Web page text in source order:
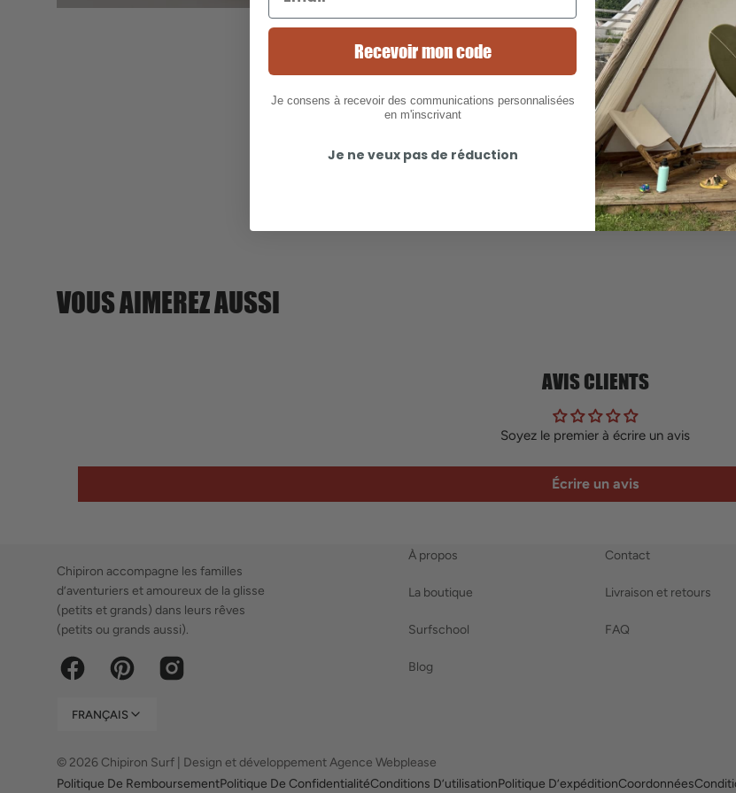
Description
Détails et
Livraison
Offerte à
VOUS AIMEREZ AUSSI
AVIS CLIENTS
Soyez le premier à écrire un avis
Écrire un avis
Chipiron accompagne les familles
d’aventuriers et amoureux de la glisse
(petits et grands) dans leurs rêves
(petits ou grands aussi).
FacebookPinterest Instagram
FRANÇAIS
À propos
La boutique
Surfschool
Blog
Contact
Livraison et retours
FAQ
© 2026 Chipiron Surf
Design et développement Agence Webplease
Politique De RemboursementPolitique De ConfidentialitéConditions D’utilisationPolitique D’expéditionCoordonnées
Best shop
Recevoir mon code
Je consens à recevoir des communications personnalisées
en m'inscrivant
Je ne veux pas de réduction